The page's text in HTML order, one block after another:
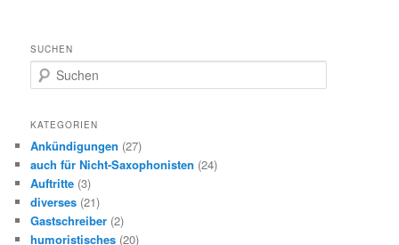
SUCHEN
u
h
n
KATEGORIEN
Ankündigungen (27)
auch für Nicht-Saxophonisten (24)
Auftritte (3)
diverses (21)
Gastschreiber (2)
humoristisches (20)